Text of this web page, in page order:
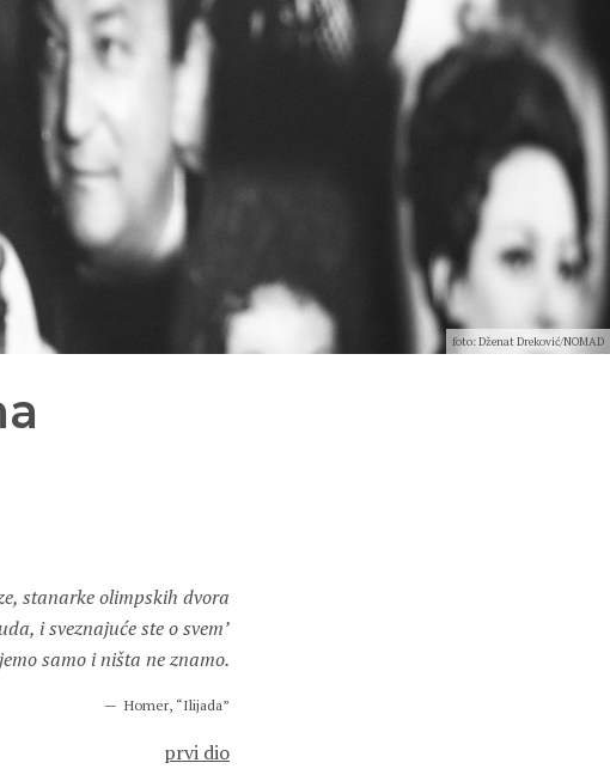
foto: Dženat Dreković/NOMAD
stanarke olimpskih dvora
i sveznajuće ste o svem’
samo i ništa ne znamo.
Homer, “Ilijada”
prvi dio